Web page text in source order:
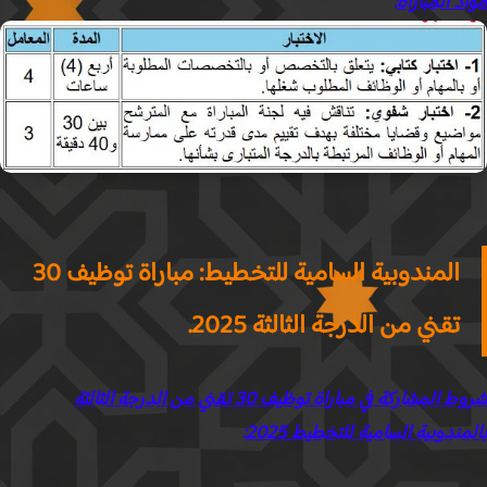
المندوبية السامية للتخطيط: مباراة توظيف 30
تقني من الدرجة الثالثة 2025.
شروط المشاركة في مباراة توظيف 30 تقني من الدرجة الثالثة
السامية للتخطيط 2025
: